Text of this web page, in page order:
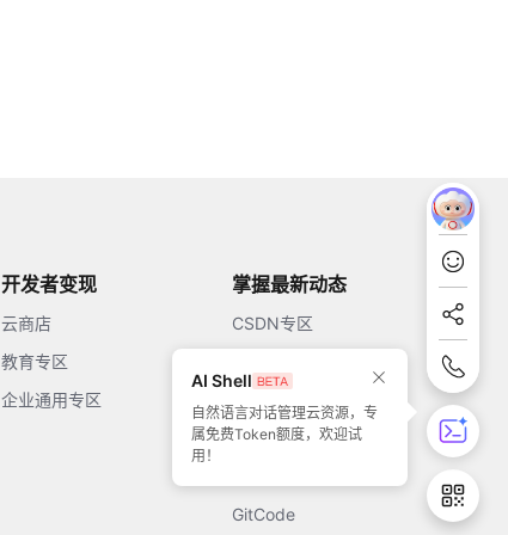
开发者变现
云商店
教育专区
企业通用专区
掌握最新动态
CSDN专区
51CTO
GitCode
AI Shell
自然语言对话管理云资源，专
属免费Token额度，欢迎试
用！